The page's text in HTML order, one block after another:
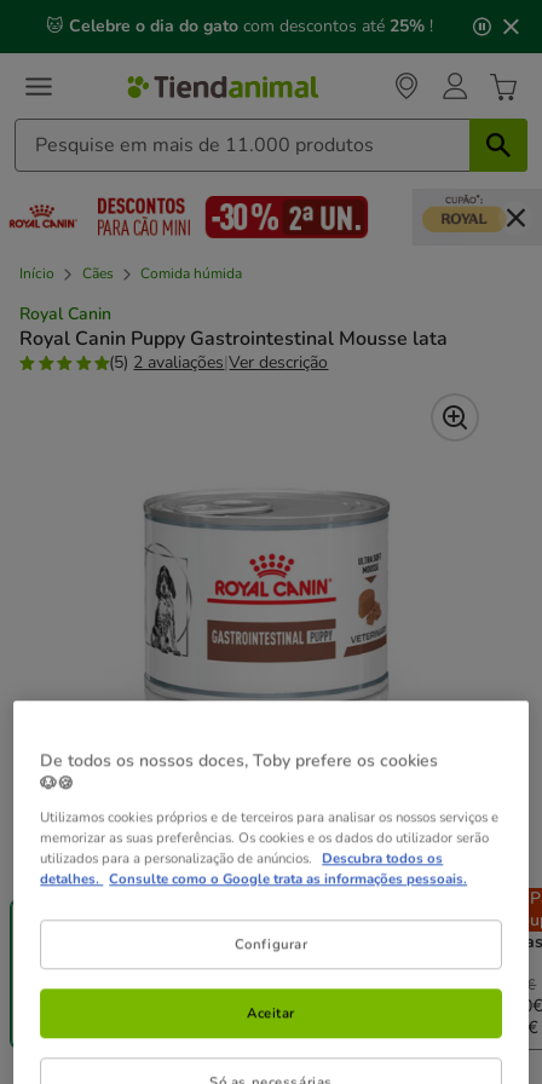
mensagem,
🐱 Celebre o dia do gato com descontos até 25% !
Início Cães Comida húmida
Royal Canin
Royal Canin Puppy Gastrointestinal Mousse lata
(5) 2 avaliações|Ver descrição
Peso:195 g
195 g
12 latas x 195
g
Poupança
34.68€
g
Poupança
69.36€
48
g
138.72€
De todos os nossos doces, Toby prefere os cookies
🐶🍪
Utilizamos cookies próprios e de terceiros para analisar os nossos serviços e
memorizar as suas preferências. Os cookies e os dados do utilizador serão
utilizados para a personalização de anúncios. Descubra todos os
detalhes. Consulte como o Google trata as informações pessoais.
Configurar
Aceitar